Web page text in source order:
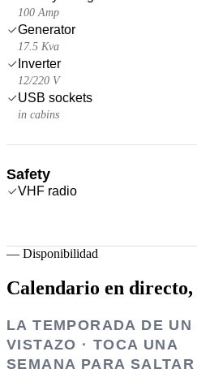
100 Amp
Generator
17.5 Kva
Inverter
12/220 V
USB sockets
in cabins
Safety
VHF radio
— Disponibilidad
Calendario en directo,
LA TEMPORADA DE UN
VISTAZO · TOCA UNA
SEMANA PARA SALTAR